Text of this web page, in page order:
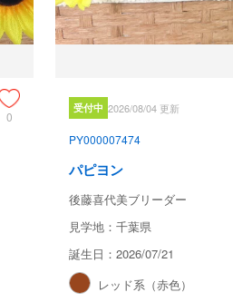
0
受付中 2026/08/04 更新
PY000007474
パピヨン
後藤喜代美ブリーダー
見学地：千葉県
誕生日：2026/07/21
レッド系（赤色）